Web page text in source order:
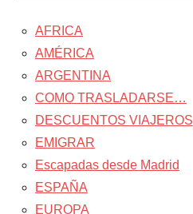
AFRICA
AMÉRICA
ARGENTINA
COMO TRASLADARSE…
DESCUENTOS VIAJEROS
EMIGRAR
Escapadas desde Madrid
ESPAÑA
EUROPA